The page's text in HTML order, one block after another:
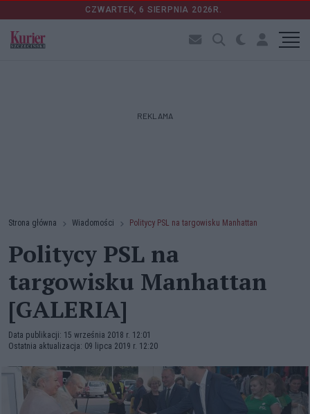
CZWARTEK, 6 SIERPNIA 2026R.
REKLAMA
Strona główna Wiadomości Politycy PSL na targowisku Manhattan
Politycy PSL na
targowisku Manhattan
[GALERIA]
Data publikacji: 15 września 2018 r. 12:01
Ostatnia aktualizacja: 09 lipca 2019 r. 12:20